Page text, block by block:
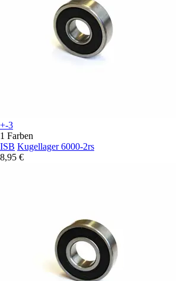
+-3
1 Farben
ISB Kugellager 6000-2rs
8,95 €